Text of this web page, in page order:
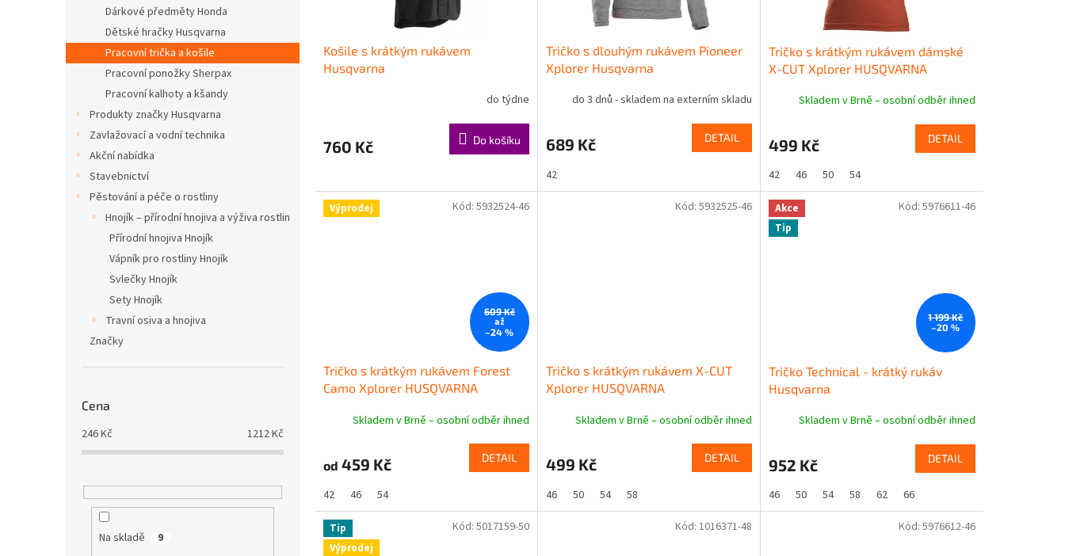
Dárkové předměty Honda
Dětské hračky Husqvarna
Pracovní trička a košile
Pracovní ponožky Sherpax
Pracovní kalhoty a kšandy
Produkty značky Husqvarna
Zavlažovací a vodní technika
Akční nabídka
Stavebnictví
Pěstování a péče o rostliny
Hnojík – přírodní hnojiva a výživa rostlin
Přírodní hnojiva Hnojík
Vápník pro rostliny Hnojík
Svlečky Hnojík
Sety Hnojík
Travní osiva a hnojiva
Značky
Cena
246Kč 1212Kč
Na skladě 9
Košile s krátkým rukávem
Husqvarna
do týdne
760 Kč Do košíku
Tričko s dlouhým rukávem Pioneer
Xplorer Husqvarna
do 3 dnů - skladem na externím skladu
689 Kč DETAIL
42
Tričko s krátkým rukávem dámské
X-CUT Xplorer HUSQVARNA
Skladem v Brně – osobní odběr ihned
499 Kč DETAIL
42 46 50 54
Výprodej
609 Kč
až
–24 %
Tričko s krátkým rukávem Forest
Camo Xplorer HUSQVARNA
Skladem v Brně – osobní odběr ihned
od 459 Kč DETAIL
42 46 54
Kód: 5932524-46
Tričko s krátkým rukávem X-CUT
Xplorer HUSQVARNA
Skladem v Brně – osobní odběr ihned
499 Kč DETAIL
46 50 54 58
Kód: 5932525-46
Akce
Tip
1 199 Kč
–20 %
Tričko Technical - krátký rukáv
Husqvarna
Skladem v Brně – osobní odběr ihned
952 Kč DETAIL
46 50 54 58 62 66
Kód: 5976611-46
Tip
Výprodej
Kód: 5017159-50 Kód: 1016371-48 Kód: 5976612-46